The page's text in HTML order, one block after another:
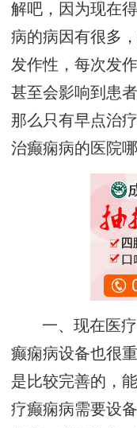
解吧，因为现在
病的病因有很多
发作性，每次发
甚至会影响到患
那么只有早点治
治癫痫病的医院
一、现在医
癫痫病设备也很
是比较完善的，
疗癫痫病需要设